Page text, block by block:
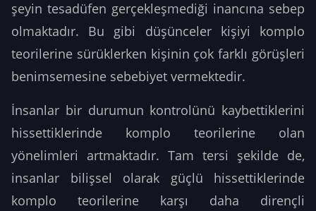
şeyin tesadüfen gerçekleşmediği inancına sebep
olmaktadır. Bu gibi düşünceler kişiyi komplo
teorilerine sürüklerken kişinin çok farklı görüşleri
benimsemesine sebebiyet vermektedir.
İnsanlar bir durumun kontrolünü kaybettiklerini
hissettiklerinde komplo teorilerine olan
yönelimleri artmaktadır. Tam tersi şekilde de,
insanlar bilişsel olarak güçlü hissettiklerinde
komplo teorilerine karşı daha dirençli